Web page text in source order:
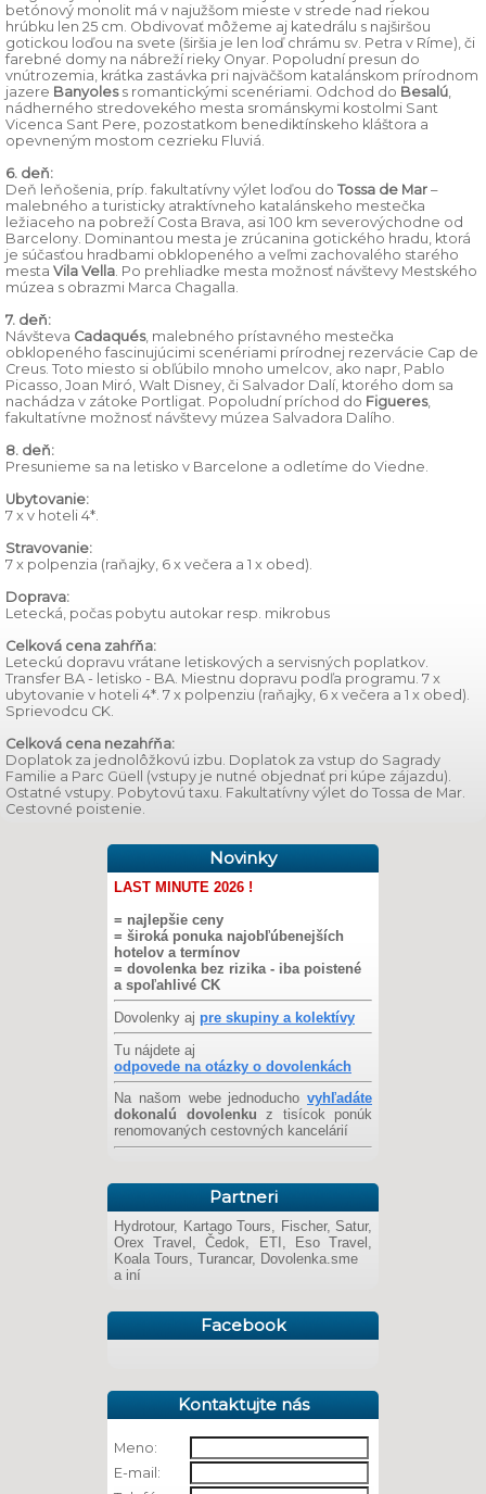
betónový monolit má v najužšom mieste v strede nad riekou
hrúbku len 25 cm. Obdivovať môžeme aj katedrálu s najširšou
gotickou loďou na svete (širšia je len loď chrámu sv. Petra v Ríme), či
farebné domy na nábreží rieky Onyar. Popoludní presun do
vnútrozemia, krátka zastávka pri najväčšom katalánskom prírodnom
jazere Banyoless romantickými scenériami. Odchod do Besalú,
nádherného stredovekého mesta srománskymi kostolmi Sant
Vicenca Sant Pere, pozostatkom benediktínskeho kláštora a
opevneným mostom cezrieku Fluviá.
6. deň:
Deň leňošenia, príp. fakultatívny výlet loďou do Tossa de Mar –
malebného a turisticky atraktívneho katalánskeho mestečka
ležiaceho na pobreží Costa Brava, asi 100 km severovýchodne od
Barcelony. Dominantou mesta je zrúcanina gotického hradu, ktorá
je súčasťou hradbami obklopeného a veľmi zachovalého starého
mesta Vila Vella. Po prehliadke mesta možnosť návštevy Mestského
múzea s obrazmi Marca Chagalla.
7. deň:
Návšteva Cadaqués, malebného prístavného mestečka
obklopeného fascinujúcimi scenériami prírodnej rezervácie Cap de
Creus. Toto miesto si obľúbilo mnoho umelcov, ako napr, Pablo
Picasso, Joan Miró, Walt Disney, či Salvador Dalí, ktorého dom sa
nachádza v zátoke Portligat. Popoludní príchod do Figueres,
fakultatívne možnosť návštevy múzea Salvadora Dalího.
8. deň:
Presunieme sa na letisko v Barcelone a odletíme do Viedne.
Ubytovanie:
7 x v hoteli 4*.
Stravovanie:
7 x polpenzia (raňajky, 6 x večera a 1 x obed).
Doprava:
Letecká, počas pobytu autokar resp. mikrobus
Celková cena zahŕňa:
Leteckú dopravu vrátane letiskových a servisných poplatkov.
Transfer BA - letisko - BA. Miestnu dopravu podľa programu. 7 x
ubytovanie v hoteli 4*. 7 x polpenziu (raňajky, 6 x večera a 1 x obed).
Sprievodcu CK.
Celková cena nezahŕňa:
Doplatok za jednolôžkovú izbu. Doplatok za vstup do Sagrady
Familie a Parc Güell (vstupy je nutné objednať pri kúpe zájazdu).
Ostatné vstupy. Pobytovú taxu. Fakultatívny výlet do Tossa de Mar.
Cestovné poistenie.
Novinky
LAST MINUTE 2026 !
= najlepšie ceny
= široká ponuka najobľúbenejších
hotelov a termínov
= dovolenka bez rizika - iba poistené
a spoľahlivé CK
Dovolenky aj pre skupiny a kolektívy
Tu nájdete aj
odpovede na otázky o dovolenkách
Na našom webe jednoducho vyhľadáte
dokonalú dovolenku z tisícok ponúk
renomovaných cestovných kancelárií
Partneri
Hydrotour, Kartago Tours, Fischer, Satur,
Orex Travel, Čedok, ETI, Eso Travel,
Koala Tours, Turancar, Dovolenka.sme
a iní
Facebook
Kontaktujte nás
Meno:
E-mail: